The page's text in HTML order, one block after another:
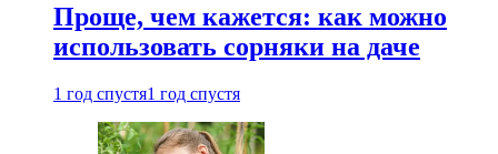
Проще, чем кажется: как можно
использовать сорняки на даче
1 год спустя1 год спустя